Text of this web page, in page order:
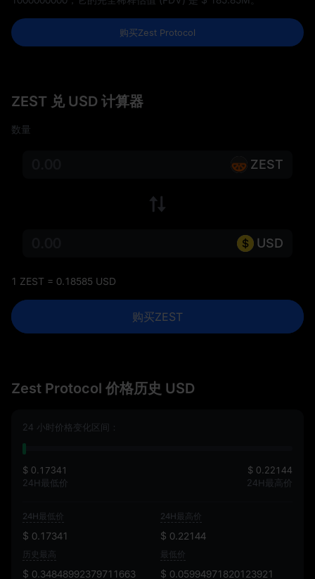
购买Zest Protocol
ZEST 兑 USD 计算器
数量
ZEST
USD
1 ZEST = 0.18585 USD
购买ZEST
Zest Protocol 价格历史 USD
24 小时价格变化区间：
$ 0.17341
24H最低价
$ 0.22144
24H最高价
24H最低价
$ 0.17341
24H最高价
$ 0.22144
历史最高
$ 0.34848992379711663
最低价
$ 0.05994971820123921